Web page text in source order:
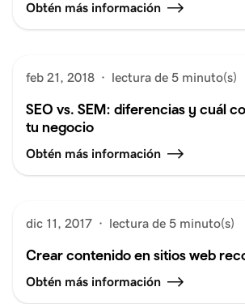
Obtén más información
feb 21, 2018 · lectura de 5 minuto(s)
SEO vs. SEM: diferencias y cuál
tu negocio
Obtén más información
dic 11, 2017 · lectura de 5 minuto(s)
Crear contenido en sitios web
Obtén más información